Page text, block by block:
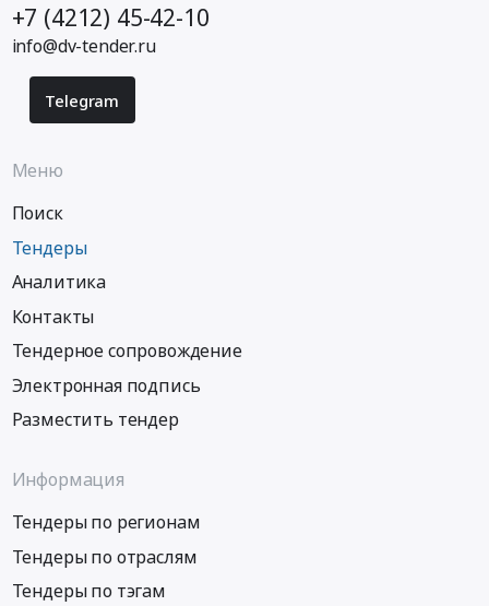
+7 (4212) 45-42-10
info@dv-tender.ru
Telegram
Меню
Поиск
Тендеры
Аналитика
Контакты
Тендерное сопровождение
Электронная подпись
Разместить тендер
Информация
Тендеры по регионам
Тендеры по отраслям
Тендеры по тэгам